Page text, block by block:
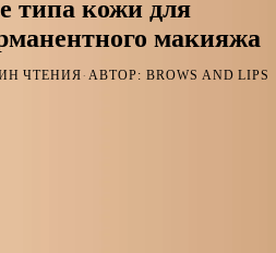
типа кожи для
макияжа
ЧТЕНИЯ·АВТОР: BROWS AND LIPS